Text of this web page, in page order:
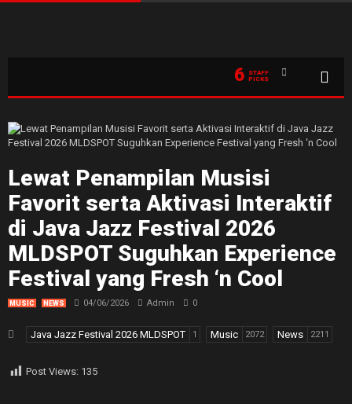
6
STAFF
PICKS
Lewat Penampilan Musisi
Favorit serta Aktivasi Interaktif
di Java Jazz Festival 2026
MLDSPOT Suguhkan Experience
Festival yang Fresh ‘n Cool
MUSIC NEWS 04/06/2026 Admin 0
Java Jazz Festival 2026 MLDSPOT 1 Music 2072 News 2211
Post Views: 135